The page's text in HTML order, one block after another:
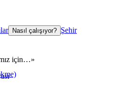
için…»
Nasıl çalışıyor? Şehir